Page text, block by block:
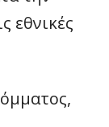
εθνικές